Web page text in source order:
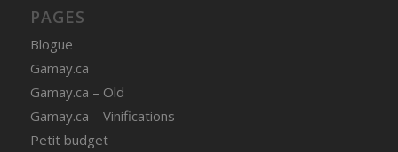
PAGES
Blogue
Gamay.ca
Gamay.ca – Old
Gamay.ca – Vinifications
Petit budget